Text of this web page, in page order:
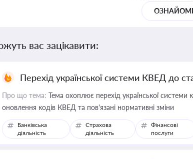
вас зацікавити:
Перехід української системи КВЕД до
Про що тема: Тема охоплює перехід української системи
оновлення кодів КВЕД та пов'язані нормативні зміни
Банківська
діяльність
Страхова
діяльність
Фінансові
послуги